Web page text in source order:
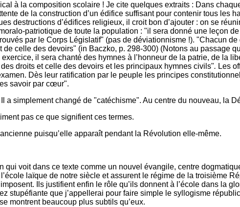
à la composition scolaire ! Je cite quelques extraits : Dans
de la construction d’un édifice suffisant pour contenir tous les
destructions d’édifices religieux, il croit bon d’ajouter : on se
patriotique de toute la population : "il sera donné une leçon
par le Corps Législatif" (pas de déviationnisme !). "Chacun de
celle des devoirs" (in Baczko, p. 298-300) (Notons au passage
il sera chanté des hymnes à l’honneur de la patrie, de la
droits et celle des devoirs et les principaux hymnes civils". Les
Dès leur ratification par le peuple les principes
savoir par cœur".
a simplement changé de "catéchisme". Au centre du nouveau, la
pas ce que signifient ces termes.
puisqu’elle apparaît pendant la Révolution elle-même.
voit dans ce texte comme un nouvel évangile, centre
laïque de notre siècle et assurent le régime de la troisième
Ils justifient enfin le rôle qu’ils donnent à l’école dans la
stupéfiante que j’appellerai pour faire simple le syllogisme
montrent beaucoup plus subtils qu’eux.